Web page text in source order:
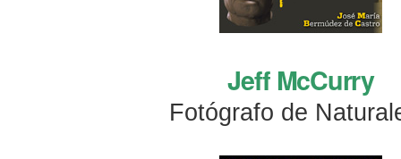
Jeff McCurry
Fotógrafo de